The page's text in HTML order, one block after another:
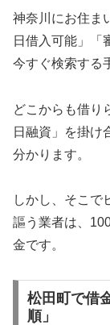
神奈川にお住ま
日借入可能」「
今すぐ検索する
どこからも借り
日融資」を掛け
分かります。
しかし、そこで
謳う業者は、
金です。
松田町で借
順」